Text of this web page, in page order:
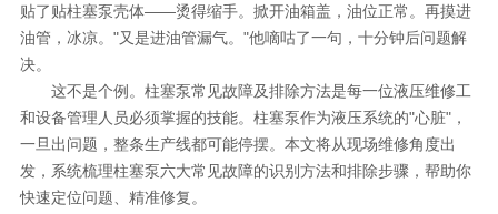
贴了贴柱塞泵壳体——烫得缩手。掀开油箱盖，油位正常。再摸进
油管，冰凉。"又是进油管漏气。"他嘀咕了一句，十分钟后问题解
决。
这不是个例。柱塞泵常见故障及排除方法是每一位液压维修工
和设备管理人员必须掌握的技能。柱塞泵作为液压系统的"心脏"，
一旦出问题，整条生产线都可能停摆。本文将从现场维修角度出
发，系统梳理柱塞泵六大常见故障的识别方法和排除步骤，帮助你
快速定位问题、精准修复。